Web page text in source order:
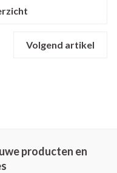
Volgend artikel
producten en